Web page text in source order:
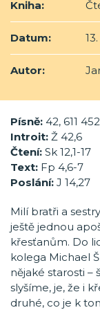
Kniha:
Datum:
Autor:
Písně: 42, 611
Introit: Ž 42,6
Čtení: Sk 12,1-17
Text: Fp 4,6-7
Poslání: J 14,27
Milí bratři a
ještě jednou
křesťanům. Do
kolega Michael
nějaké starosti –
slyšíme, je, že i
druhé, co je k